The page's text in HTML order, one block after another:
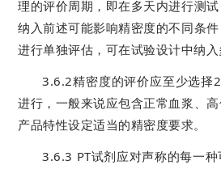
理的评价周期，即在多天内进行测
纳入前述可能影响精密度的不同条
进行单独评估，可在试验设计中纳入
3.6.2精密度的评价应至少选择
进行，一般来说应包含正常血浆、
产品特性设定适当的精密度要求。
3.6.3 PT试剂应对声称的每一